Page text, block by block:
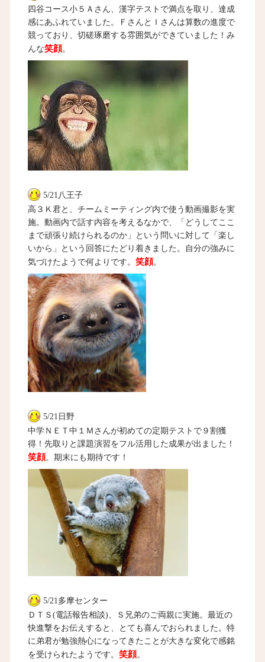
四谷コース小５Ａさん、漢字テストで満点を取り、達成
感にあふれていました。ＦさんとＩさんは算数の進度で
競っており、切磋琢磨する雰囲気ができていました！み
んな笑顔。
5/21八王子
高３Ｋ君と、チームミーティング内で使う動画撮影を実
施。動画内で話す内容を考えるなかで、「どうしてここ
まで頑張り続けられるのか」という問いに対して「楽し
いから」という回答にたどり着きました。自分の強みに
気づけたようで何よりです。 笑顔。
5/21日野
中学ＮＥＴ中１Ｍさんが初めての定期テストで９割獲
得！先取りと課題演習をフル活用した成果が出ました！
笑顔。期末にも期待です！
5/21多摩センター
ＤＴＳ(電話報告相談)、Ｓ兄弟のご両親に実施。最近の
快進撃をお伝えすると、とても喜んでおられました。特
に弟君が勉強熱心になってきたことが大きな変化で感銘
を受けられたようです。 笑顔。